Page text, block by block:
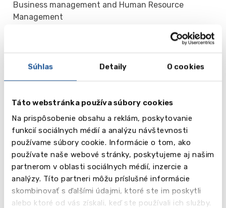
Súhlas Detaily O cookies
Táto webstránka používa súbory cookies
Na prispôsobenie obsahu a reklám, poskytovanie
funkcií sociálnych médií a analýzu návštevnosti
používame súbory cookie. Informácie o tom, ako
používate naše webové stránky, poskytujeme aj našim
partnerom v oblasti sociálnych médií, inzercie a
analýzy. Títo partneri môžu príslušné informácie
skombinovať s ďalšími údajmi, ktoré ste im poskytli
alebo ktoré od vás získali, keď ste používali ich služby.
Business management and Human Resource
Management
Computer Science
Contour Fashion
Contour Fashion Communication
Creative Music Technology
Creative sound Technology
Creative Writing
Criminal Investigation with Policing Studies
Criminology
Dance
Design Crafts